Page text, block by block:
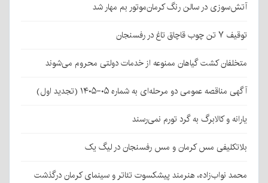
آتش‌سوزی در سالن رنگ کرمان‌موتور بم مهار شد
توقیف ۷ تن چوب قاچاق تاغ در رفسنجان
متخلفان کشت گیاهان ممنوعه از خدمات دولتی محروم می‌شوند
آگهی مناقصه عمومی دو مرحله‌ای به شماره ۰۵-۱۴۰۵ (تجدید اول)
یارانه و کالابرگ به گرد تورم نمی‌رسند
بلاتکلیفی مس کرمان و مس رفسنجان در لیگ یک
محمد نواب‌زاده، هنرمند پیشکسوت تئاتر و سینمای کرمان درگذشت